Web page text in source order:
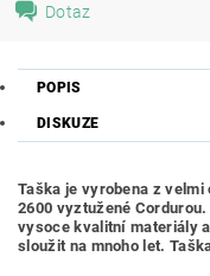
Dotaz
POPIS
DISKUZE
Taška je vyrobena z velmi
2600 vyztužené Cordurou.
vysoce kvalitní materiály
sloužit na mnoho let.